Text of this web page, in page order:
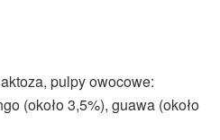
pulpy owocowe:
(około 3,5%), guawa (około